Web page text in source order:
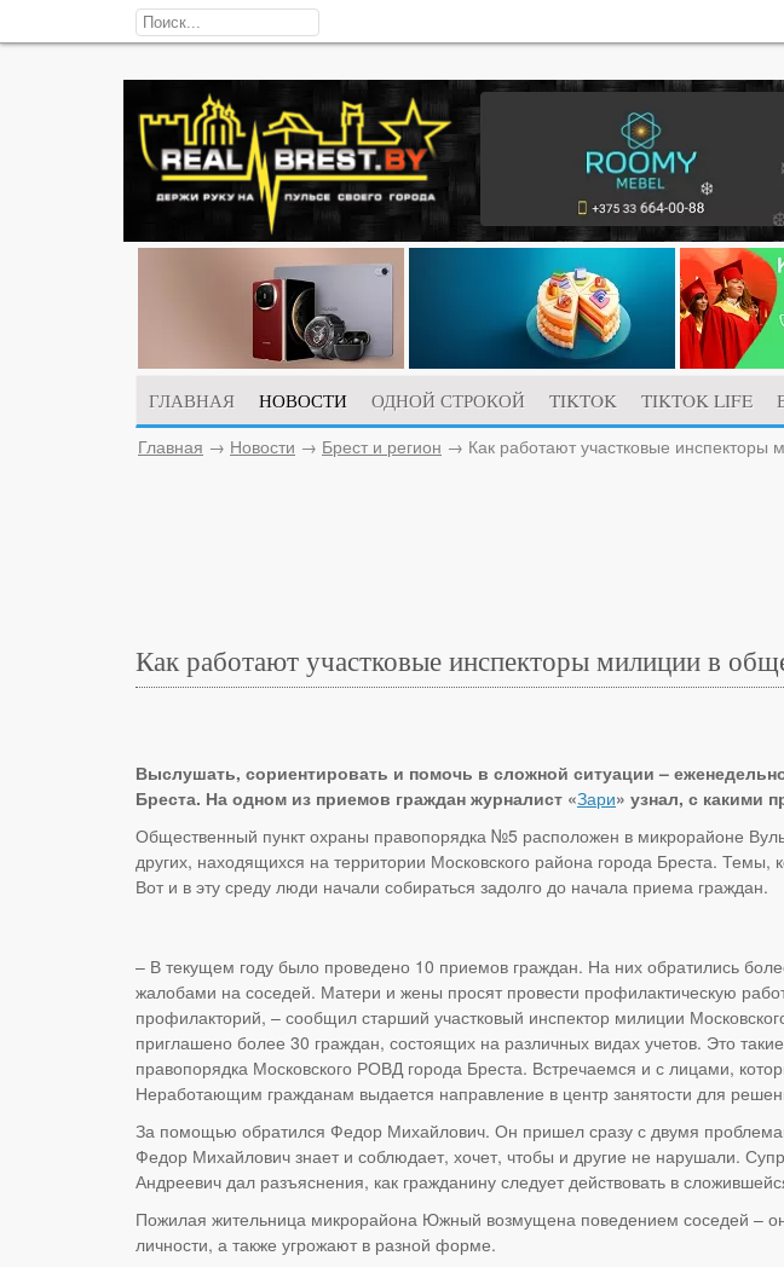
ГЛАВНАЯ НОВОСТИ ОДНОЙ СТРОКОЙ TIKTOK TIKTOK LIFE
Главная → Новости → Брест и регион → Как работают участковые
Как работают участковые инспекторы милиции в
Выслушать, сориентировать и помочь в сложной ситуации –
Бреста. На одном из приемов граждан журналист «Зари» узнал, с какими
Общественный пункт охраны правопорядка №5 расположен в микрорайоне
других, находящихся на территории Московского района города Бреста.
Вот и в эту среду люди начали собираться задолго до начала приема граждан.
– В текущем году было проведено 10 приемов граждан. На них обратились
жалобами на соседей. Матери и жены просят провести профилактическую
профилакторий, – сообщил старший участковый инспектор милиции
приглашено более 30 граждан, состоящих на различных видах учетов. Это
правопорядка Московского РОВД города Бреста. Встречаемся и с лицами,
Неработающим гражданам выдается направление в центр занятости для
За помощью обратился Федор Михайлович. Он пришел сразу с двумя
Федор Михайлович знает и соблюдает, хочет, чтобы и другие не нарушали.
Андреевич дал разъяснения, как гражданину следует действовать в
Пожилая жительница микрорайона Южный возмущена поведением соседей –
личности, а также угрожают в разной форме.